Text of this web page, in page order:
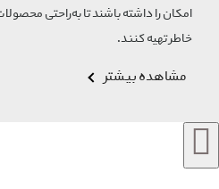
امکان را داشته باشند تا به‌راحتی محصولات
خاطر تهیه کنند.
مشاهده بیشتر